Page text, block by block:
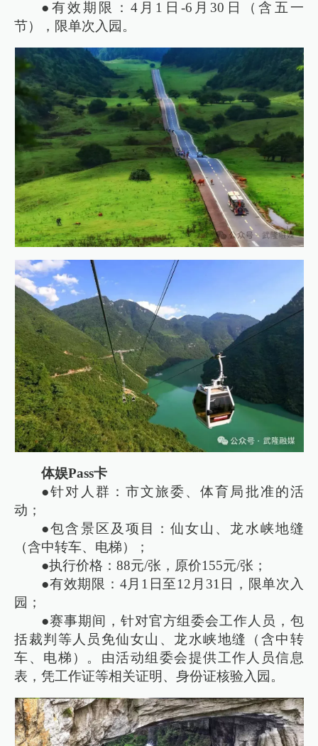
●有效期限：4月1日-6月30日（含五一
节），限单次入园。
体娱Pass卡
●针对人群：市文旅委、体育局批准的活
动；
●包含景区及项目：仙女山、龙水峡地缝
（含中转车、电梯）；
●执行价格：88元/张，原价155元/张；
●有效期限：4月1日至12月31日，限单次入
园；
●赛事期间，针对官方组委会工作人员，包
括裁判等人员免仙女山、龙水峡地缝（含中转
车、电梯）。由活动组委会提供工作人员信息
表，凭工作证等相关证明、身份证核验入园。